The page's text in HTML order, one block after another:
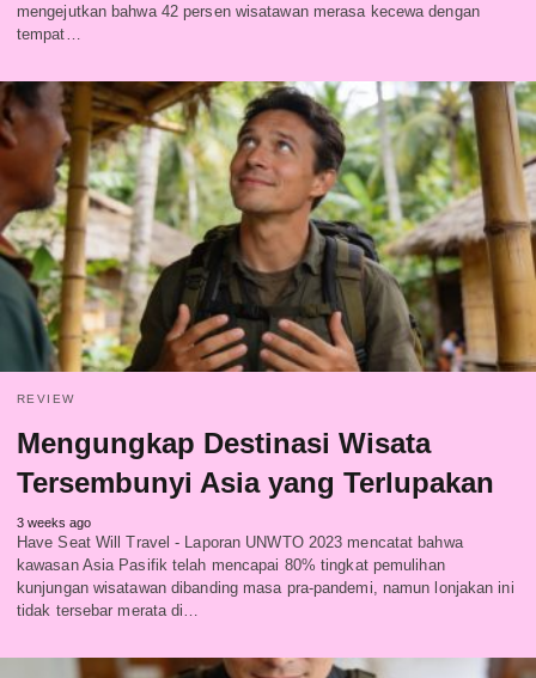
mengejutkan bahwa 42 persen wisatawan merasa kecewa dengan
tempat…
REVIEW
Mengungkap Destinasi Wisata
Tersembunyi Asia yang Terlupakan
3 weeks ago
Have Seat Will Travel - Laporan UNWTO 2023 mencatat bahwa
kawasan Asia Pasifik telah mencapai 80% tingkat pemulihan
kunjungan wisatawan dibanding masa pra-pandemi, namun lonjakan ini
tidak tersebar merata di…